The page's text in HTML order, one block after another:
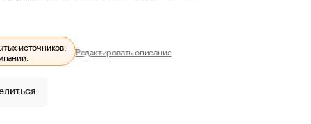
источников.
Редактировать описание